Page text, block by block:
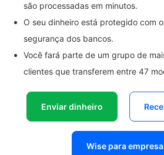
são processadas em minutos.
O seu dinheiro está protegido com
segurança dos bancos.
Você fará parte de um grupo de
clientes que transferem entre 47
Enviar dinheiro
Wise para